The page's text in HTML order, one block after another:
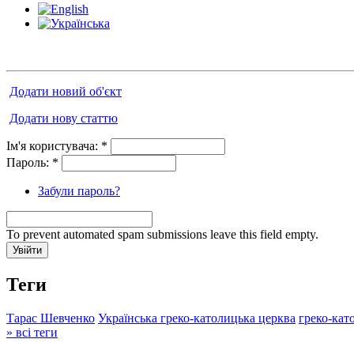
Додати новий об'єкт
Додати нову статтю
Ім'я користувача: *
Пароль: *
Забули пароль?
To prevent automated spam submissions leave this field empty.
Теги
Тарас Шевченко Українська греко-католицька церква греко-
» всі теги